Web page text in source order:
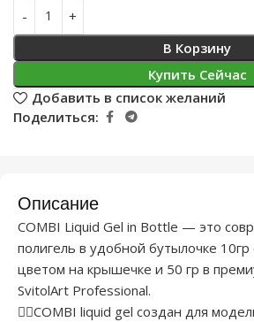
В Корзину
Купить Сейчас
Добавить в список желаний
Поделиться:
Описание
COMBI Liquid Gel in Bottle — это
полигель в удобной бутылочке 10гр
цветом на крышечке и 50 гр в
SvitolArt Professional.
✍🏻COMBI liquid gel создан для